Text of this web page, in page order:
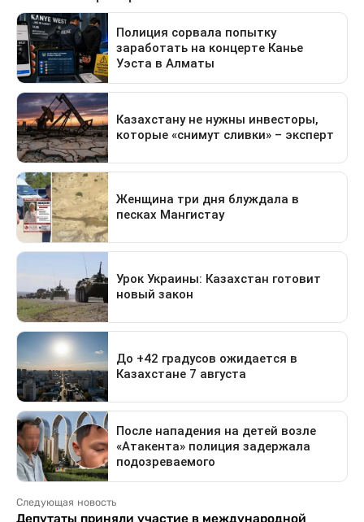
Следующая новость
Депутаты приняли участие в международной